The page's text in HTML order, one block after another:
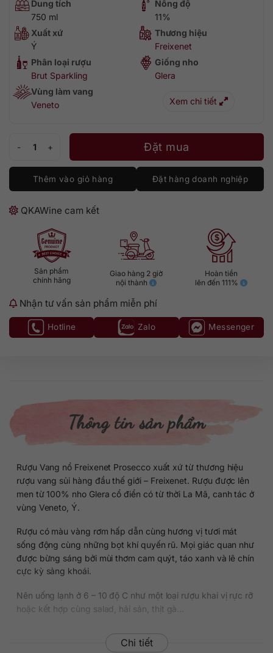
Dung tích
750 ml
Nồng độ
11%
Xuất xứ
Ý
Thương hiệu
Freixenet
Phân loại rượu
Brut Sparkling
Giống nho
Glera
Vùng làm vang
Veneto
Xem chi tiết
Vang nổ Freixenet Prosecco số lượngĐặt mua
Thêm vào giỏ hàng Đặt hàng doanh nghiệp
QKAWine cam kết
Sản phẩm
chính hãng
Giao hàng 2 giờ
nội thành
Hoàn tiền
lên đến 111%
Nhận tư vấn sản phẩm miễn phí
Hotline Zalo Messenger
Thông tin sản phẩm
Rượu Vang nổ Freixenet Prosecco xuất xứ từ thương hiệu
rượu vang sủi hàng đầu thế giới – Freixenet. Rượu được lên
men từ 100% nho Glera cổ điển có từ thời La Mã, canh tác ở
vùng Veneto, Ý.
Rượu có màu vàng rơm hấp dẫn cùng hương vị tươi mát
sống động cùng những bọt khí quyến rũ. Mọi giác quan như
được bừng sáng bởi mùi thơm cam quýt, táo xanh và lê chín
cực kỳ sảng khoái.
Nên uống lạnh ở 6 – 10 độ C như một loại rượu khai vị rực rỡ
hoặc kết hợp cùng salad, hải sản, thịt gà…
Chi tiết